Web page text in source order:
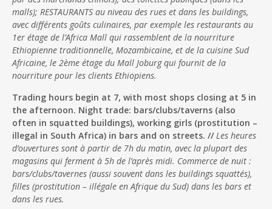
malls); RESTAURANTS au niveau des rues et dans les buildings,
avec différents goûts culinaires, par exemple les restaurants au
1er étage de l’Africa Mall qui rassemblent de la nourriture
Ethiopienne traditionnelle, Mozambicaine, et de la cuisine Sud
Africaine, le 2ème étage du Mall Joburg qui fournit de la
nourriture pour les clients Ethiopiens.
Trading hours begin at 7, with most shops closing at 5 in
the afternoon. Night trade: bars/clubs/taverns (also
often in squatted buildings), working girls (prostitution –
illegal in South Africa) in bars and on streets. //Les heures
d’ouvertures sont à partir de 7h du matin, avec la plupart des
magasins qui ferment à 5h de l’après midi. Commerce de nuit :
bars/clubs/tavernes (aussi souvent dans les buildings squattés),
filles (prostitution – illégale en Afrique du Sud) dans les bars et
dans les rues.